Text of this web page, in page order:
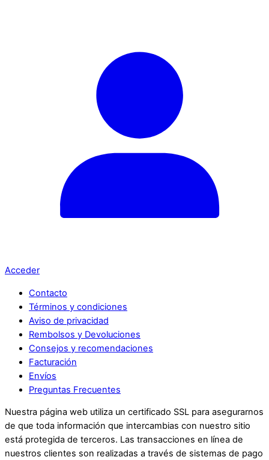
Acceder
Contacto
Términos y condiciones
Aviso de privacidad
Rembolsos y Devoluciones
Consejos y recomendaciones
Facturación
Envíos
Preguntas Frecuentes
Nuestra página web utiliza un certificado SSL para asegurarnos
de que toda información que intercambias con nuestro sitio
está protegida de terceros. Las transacciones en línea de
nuestros clientes son realizadas a través de sistemas de pago